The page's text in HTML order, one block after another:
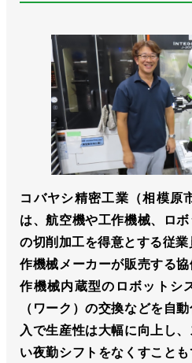
コバヤシ精密工業（相模原
は、航空機や工作機械、ロ
の切削加工を得意とする従
作機械メーカーが販売する
作機械内蔵型のロボットシ
（ワーク）の交換などを自
入で生産性は大幅に向上し
い夜勤シフトをなくすこと